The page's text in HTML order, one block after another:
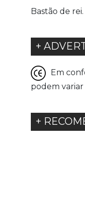
Bastão de
+
Em
podem
+